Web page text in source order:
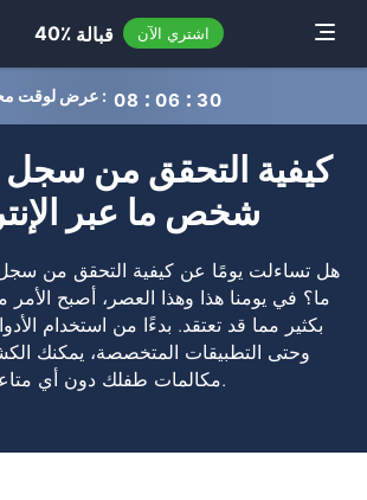
Toggle 40٪ قبالة اشتري الآن
عرض لوقت محدود : 08 06 30
كيفية التحقق من سجل
شخص ما عبر
هل تساءلت يومًا عن كيفية التحقق من
ما؟ في يومنا هذا وهذا العصر، أصبح الأمر
بكثير مما قد تعتقد. بدءًا من استخدام
وحتى التطبيقات المتخصصة، يمكنك
مكالمات طفلك دون أي متاعب.